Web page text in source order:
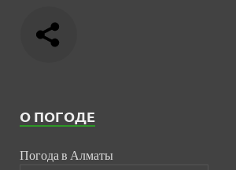
О ПОГОДЕ
Погода в Алматы